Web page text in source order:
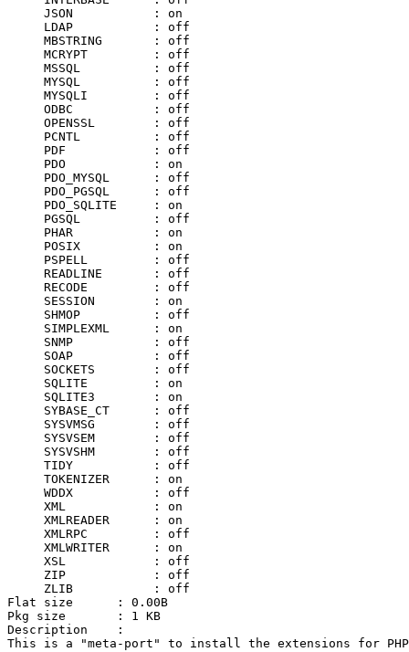
     JSON           : on
     LDAP           : off
     MBSTRING       : off
     MCRYPT         : off
     MSSQL          : off
     MYSQL          : off
     MYSQLI         : off
     ODBC           : off
     OPENSSL        : off
     PCNTL          : off
     PDF            : off
     PDO            : on
     PDO_MYSQL      : off
     PDO_PGSQL      : off
     PDO_SQLITE     : on
     PGSQL          : off
     PHAR           : on
     POSIX          : on
     PSPELL         : off
     READLINE       : off
     RECODE         : off
     SESSION        : on
     SHMOP          : off
     SIMPLEXML      : on
     SNMP           : off
     SOAP           : off
     SOCKETS        : off
     SQLITE         : on
     SQLITE3        : on
     SYBASE_CT      : off
     SYSVMSG        : off
     SYSVSEM        : off
     SYSVSHM        : off
     TIDY           : off
     TOKENIZER      : on
     WDDX           : off
     XML            : on
     XMLREADER      : on
     XMLRPC         : off
     XMLWRITER      : on
     XSL            : off
     ZIP            : off
     ZLIB           : off
Flat size      : 0.00B
Pkg size       : 1 KB
Description    :
This is a "meta-port" to install the extensions for